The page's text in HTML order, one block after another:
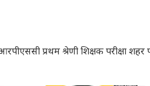
प्रथम श्रेणी शिक्षक परीक्षा